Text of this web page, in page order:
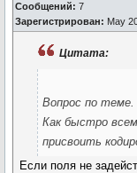
Сообщений: 7
Зарегистрирован: May
Цитата:
Вопрос по теме.
Как быстро всем
присвоить
Если поля не